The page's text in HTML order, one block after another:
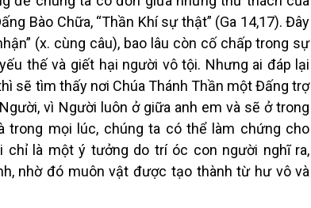
Bào Chữa, “Thần Khí sự thật” (Ga 14,17). Đây
(x. cùng câu), bao lâu còn cố chấp trong sự
thế và giết hại người vô tội. Nhưng ai đáp lại
sẽ tìm thấy nơi Chúa Thánh Thần một Đấng trợ
vì Người luôn ở giữa anh em và sẽ ở trong
trong mọi lúc, chúng ta có thể làm chứng cho
chỉ là một ý tưởng do trí óc con người nghĩ ra,
nhờ đó muôn vật được tạo thành từ hư vô và